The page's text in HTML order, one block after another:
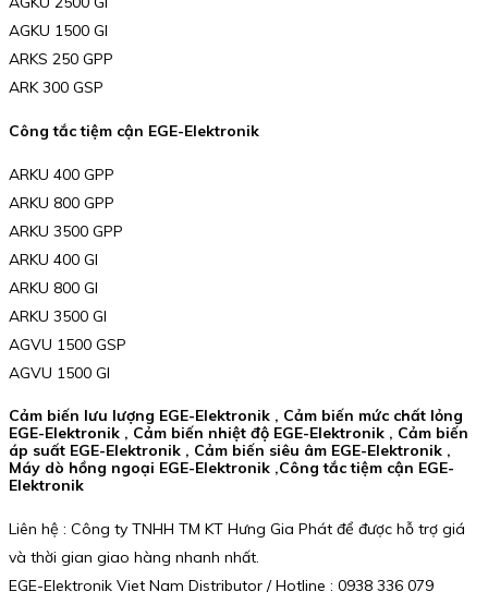
AGKU 1500 GI
ARKS 250 GPP
ARK 300 GSP
Công tắc tiệm cận EGE-Elektronik
ARKU 400 GPP
ARKU 800 GPP
ARKU 3500 GPP
ARKU 400 GI
ARKU 800 GI
ARKU 3500 GI
AGVU 1500 GSP
AGVU 1500 GI
Cảm biến lưu lượng EGE-Elektronik , Cảm biến mức chất lỏng
EGE-Elektronik , Cảm biến nhiệt độ EGE-Elektronik , Cảm biến
áp suất EGE-Elektronik , Cảm biến siêu âm EGE-Elektronik ,
Máy dò hồng ngoại EGE-Elektronik ,Công tắc tiệm cận EGE-
Elektronik
Liên hệ : Công ty TNHH TM KT Hưng Gia Phát để được hỗ trợ giá
và thời gian giao hàng nhanh nhất.
EGE-Elektronik Viet Nam Distributor / Hotline : 0938 336 079